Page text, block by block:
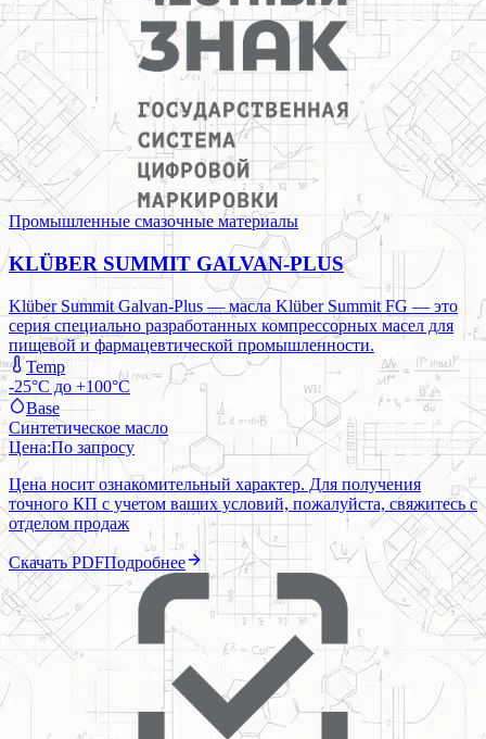
Промышленные смазочные материалы
KLÜBER SUMMIT GALVAN-PLUS
Klüber Summit Galvan-Plus — масла Klüber Summit FG — это
серия специально разработанных компрессорных масел для
пищевой и фармацевтической промышленности.
Temp
-25°C до +100°C
Base
Синтетическое масло
Цена:По запросу
Цена носит ознакомительный характер. Для получения
точного КП с учетом ваших условий, пожалуйста, свяжитесь с
отделом продаж
Скачать PDFПодробнее